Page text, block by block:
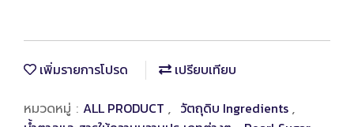
เพิ่มรายการโปรด เปรียบเทียบ
หมวดหมู่ : ALL PRODUCT , วัตถุดิบ Ingredients ,